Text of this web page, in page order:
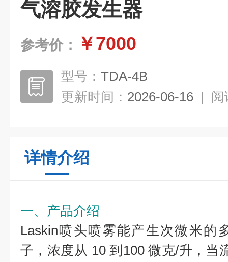
气溶胶发生器
参考价： ￥7000
型号： TDA-4B
更新时间： 2026-06-16 | 阅
详情介绍
一、产品介绍
Laskin喷头喷雾能产生次微米的
子，浓度从 10 到100 微克/升，当